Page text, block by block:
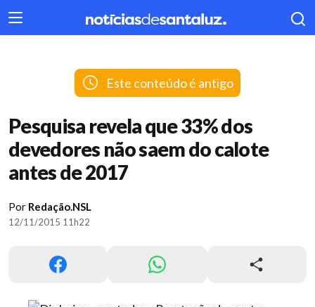
404
Este conteúdo é antigo
Pesquisa revela que 33% dos
devedores não saem do calote
antes de 2017
Por Redação.NSL
12/11/2015 11h22